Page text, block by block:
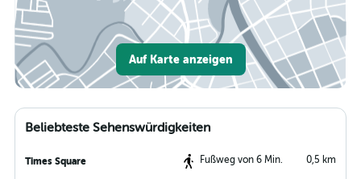
Auf Karte anzeigen
Beliebteste Sehenswürdigkeiten
Times Square Fußweg von 6 Min. 0,5 km